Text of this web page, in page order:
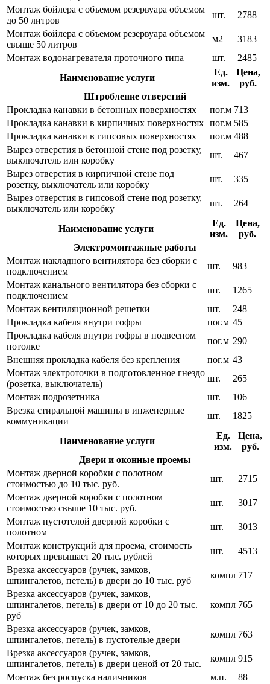
Монтаж бойлера с объемом резервуара объемом
до 50 литров
шт.
2788
Монтаж бойлера с объемом резервуара объемом
свыше 50 литров
м2
3183
Монтаж водонагревателя проточного типа
шт.
2485
Наименование услуги
Ед.
изм.
Цена,
руб.
Штробление отверстий
Прокладка канавки в бетонных поверхностях
пог.м 713
Прокладка канавки в кирпичных поверхностях пог.м 585
Прокладка канавки в гипсовых поверхностях
пог.м 488
Вырез отверстия в бетонной стене под розетку,
выключатель или коробку
шт.
467
Вырез отверстия в кирпичной стене под
розетку, выключатель или коробку
шт.
335
Вырез отверстия в гипсовой стене под розетку,
выключатель или коробку
шт. 264
Наименование услуги
Ед.
изм.
Цена,
руб.
Электромонтажные работы
Монтаж накладного вентилятора без сборки с
подключением
шт.
983
Монтаж канального вентилятора без сборки с
подключением
шт.
1265
Монтаж вентиляционной решетки
шт.
248
Прокладка кабеля внутри гофры
пог.м 45
Прокладка кабеля внутри гофры в подвесном
потолке
пог.м 290
Внешняя прокладка кабеля без крепления
пог.м 43
Монтаж электроточки в подготовленное гнездо
(розетка, выключатель)
шт.
265
Монтаж подрозетника
шт.
106
Врезка стиральной машины в инженерные
коммуникации
шт. 1825
Наименование услуги
Ед.
изм.
Цена,
руб.
Двери и оконные проемы
Монтаж дверной коробки с полотном
стоимостью до 10 тыс. руб.
шт.
2715
Монтаж дверной коробки с полотном
стоимостью свыше 10 тыс. руб.
шт.
3017
Монтаж пустотелой дверной коробки с
полотном
шт.
3013
Монтаж конструкций для проема, стоимость
которых превышает 20 тыс. рублей
шт.
4513
Врезка аксессуаров (ручек, замков,
шпингалетов, петель) в двери до 10 тыс. руб
компл 717
Врезка аксессуаров (ручек, замков,
шпингалетов, петель) в двери от 10 до 20 тыс.
руб
компл 765
Врезка аксессуаров (ручек, замков,
шпингалетов, петель) в пустотелые двери
компл 763
Врезка аксессуаров (ручек, замков,
шпингалетов, петель) в двери ценой от 20 тыс.
компл 915
Монтаж без роспуска наличников
м.п. 88